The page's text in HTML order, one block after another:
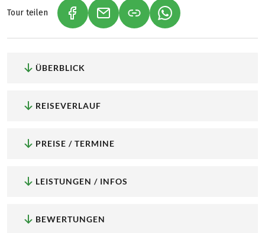
Tour teilen (LINK ÖFFNET IN NEUEM TAB)
(LINK ÖFFNET IN NEUEM TAB)
(LINK ÖFFNET IN
ÜBERBLICK
REISEVERLAUF
PREISE / TERMINE
LEISTUNGEN / INFOS
BEWERTUNGEN